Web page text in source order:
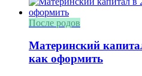
После родов
Материнский
как оформить